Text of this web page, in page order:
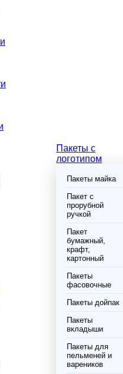
Пакеты с
логотипом
Пакеты майка
Пакет с
прорубной
ручкой
Пакет
бумажный,
крафт,
картонный
Пакеты
фасовочные
Пакеты дойпак
Пакеты
вкладыши
Пакеты для
пельменей и
вареников